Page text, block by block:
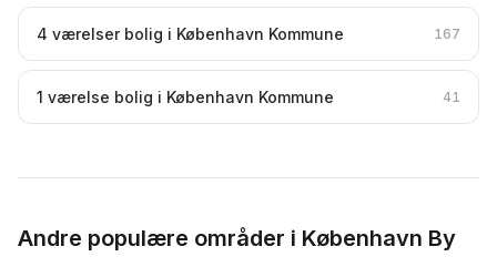
4 værelser bolig i København Kommune 167
1 værelse bolig i København Kommune 41
Andre populære områder i København By